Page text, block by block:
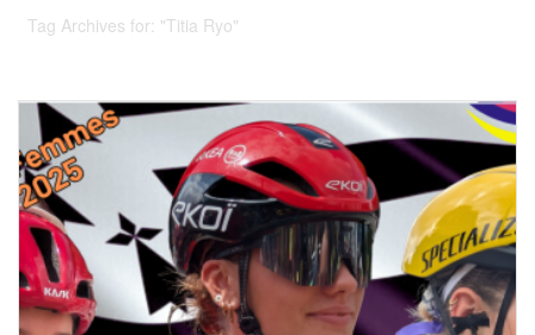
Tag Archives for: "Titia Ryo"